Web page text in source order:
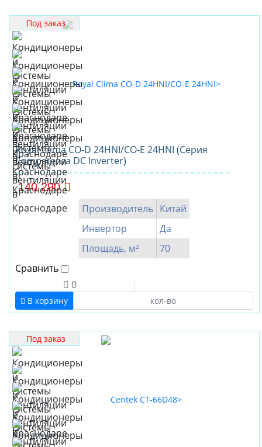
Под заказ
Royal Clima CO-D 24HNI/CO-E 24HNI (Серия
Competenza DC Inverter)
140 290
Производитель Китай
Инвертор
Да
Площадь, м²
70
Сравнить
0
В корзину
Под заказ